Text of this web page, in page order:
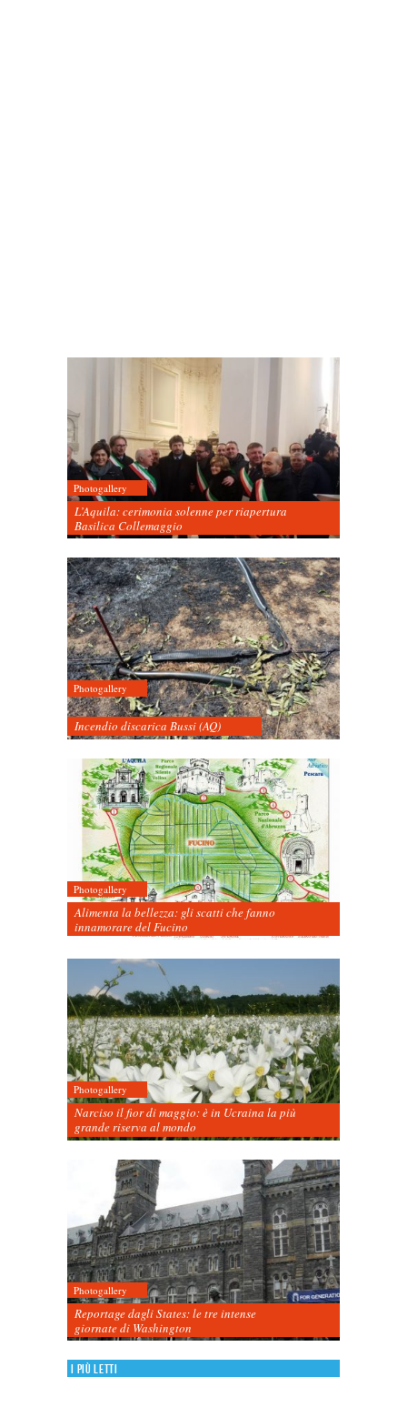
Photogallery
L’Aquila: cerimonia solenne per riapertura
Basilica Collemaggio
Photogallery
Incendio discarica Bussi (AQ)
Photogallery
Alimenta la bellezza: gli scatti che fanno
innamorare del Fucino
Photogallery
Narciso il fior di maggio: è in Ucraina la più
grande riserva al mondo
Photogallery
Reportage dagli States: le tre intense
giornate di Washington
I più letti